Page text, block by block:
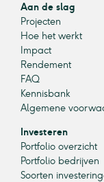
Aan de slag
Projecten
Hoe het werkt
Impact
Rendement
FAQ
Kennisbank
Algemene
Investeren
Portfolio overzicht
Portfolio bedrijven
Soorten